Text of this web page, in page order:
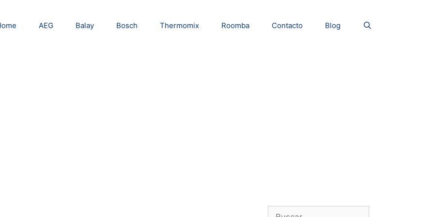
AEG Balay Bosch Thermomix Roomba Contacto Blog
Buscar: